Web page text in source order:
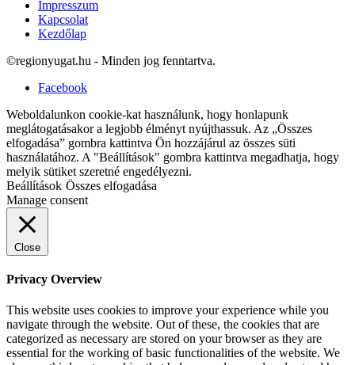
Impresszum
Kapcsolat
Kezdőlap
©regionyugat.hu - Minden jog fenntartva.
Facebook
Weboldalunkon cookie-kat használunk, hogy honlapunk
meglátogatásakor a legjobb élményt nyújthassuk. Az „Összes
elfogadása” gombra kattintva Ön hozzájárul az összes süti
használatához. A "Beállítások" gombra kattintva megadhatja, hogy
melyik sütiket szeretné engedélyezni.
Beállítások Összes elfogadása
Manage consent
Close
Privacy Overview
This website uses cookies to improve your experience while you
navigate through the website. Out of these, the cookies that are
categorized as necessary are stored on your browser as they are
essential for the working of basic functionalities of the website. We